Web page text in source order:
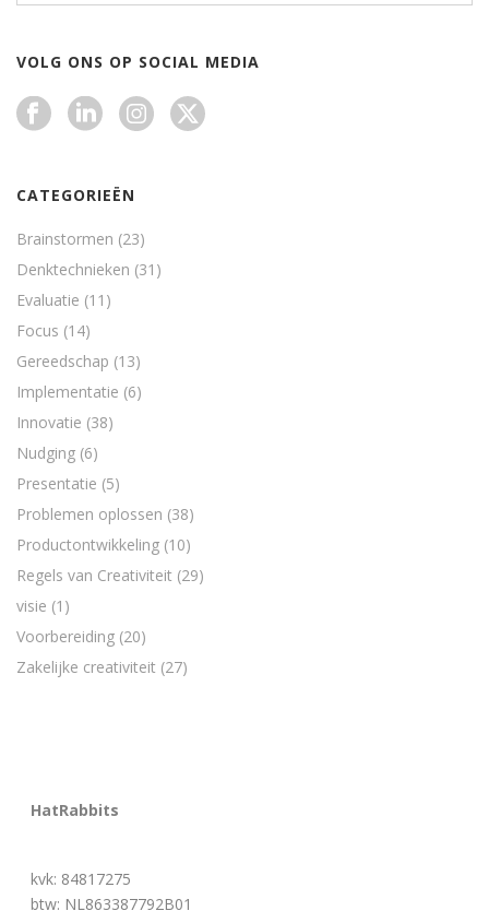
VOLG ONS OP SOCIAL MEDIA
CATEGORIEËN
Brainstormen (23)
Denktechnieken (31)
Evaluatie (11)
Focus (14)
Gereedschap (13)
Implementatie (6)
Innovatie (38)
Nudging (6)
Presentatie (5)
Problemen oplossen (38)
Productontwikkeling (10)
Regels van Creativiteit (29)
visie (1)
Voorbereiding (20)
Zakelijke creativiteit (27)
HatRabbits
kvk: 84817275
btw: NL863387792B01